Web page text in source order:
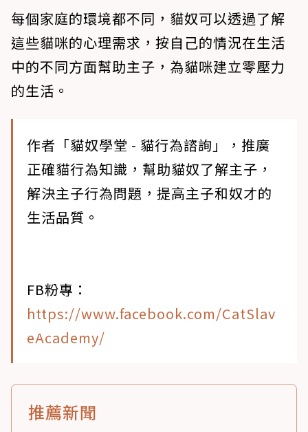
每個家庭的環境都不同，貓奴可以透過了解
這些貓咪的心理需求，按自己的情況在生活
中的不同方面幫助主子，為貓咪建立零壓力
的生活。
作者「貓奴學堂 - 貓行為諮詢」，推廣
正確貓行為知識，幫助貓奴了解主子，
解決主子行為問題，提高主子和奴才的
生活品質。
FB粉專：
https://www.facebook.com/CatSlav
eAcademy/
推薦新聞